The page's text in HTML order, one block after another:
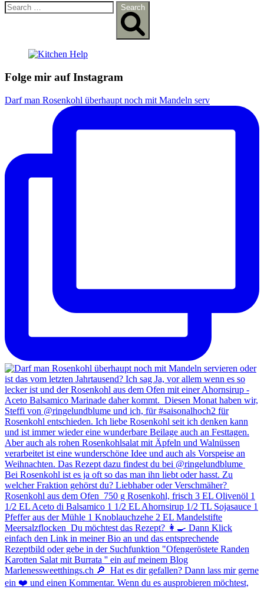
Search
for:
Search
Folge mir auf Instagram
Darf man Rosenkohl überhaupt noch mit Mandeln serv